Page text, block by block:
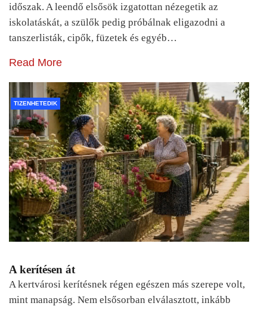
időszak. A leendő elsősök izgatottan nézegetik az
iskolatáskát, a szülők pedig próbálnak eligazodni a
tanszerlisták, cipők, füzetek és egyéb…
Read More
TIZENHETEDIK
A kerítésen át
A kertvárosi kerítésnek régen egészen más szerepe volt,
mint manapság. Nem elsősorban elválasztott, inkább